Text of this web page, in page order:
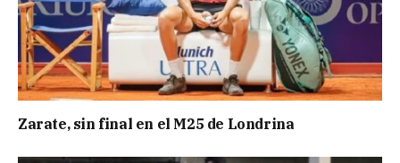
Zarate, sin final en el M25 de Londrina